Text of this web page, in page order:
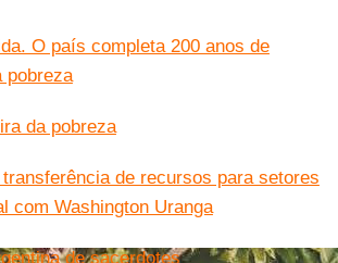
O país completa 200 anos de
pobreza
da pobreza
de recursos para setores
com Washington Uranga
de sacerdotes